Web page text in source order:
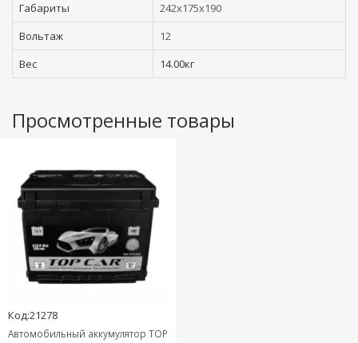
Габариты
242x175x190
Вольтаж
12
Вес
14.00кг
Просмотренные товары
Код:21278
Автомобильный аккумулятор TOP